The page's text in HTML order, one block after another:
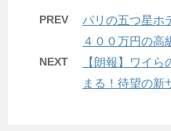
PREV
パリの五つ星ホ
４００万円の高
NEXT
【朗報】ワイ
まる！待望の新